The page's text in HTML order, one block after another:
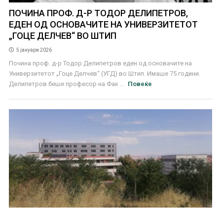
ПОЧИНА ПРОФ. Д-Р ТОДОР ДЕЛИПЕТРОВ,
ЕДЕН ОД ОСНОВАЧИТЕ НА УНИВЕРЗИТЕТОТ
„ГОЦЕ ДЕЛЧЕВ“ ВО ШТИП
5 јануари 2026
Почина проф. д-р Тодор Делипетров еден од основачите на
Универзитетот „Гоце Делчев“ (УГД) во Штип. Имаше 75 години.
Делипетров беше професор на Фак ...
Повеќе